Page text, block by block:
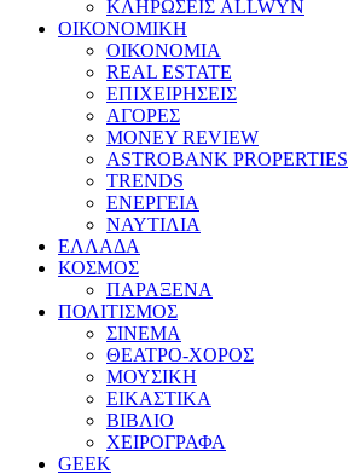
ΚΛΗΡΩΣΕΙΣ ALLWYN
ΟΙΚΟΝΟΜΙΚΗ
ΟΙΚΟΝΟΜΙΑ
REAL ESTATE
ΕΠΙΧΕΙΡΗΣΕΙΣ
ΑΓΟΡΕΣ
MONEY REVIEW
ASTROBANK PROPERTIES
TRENDS
ΕΝΕΡΓΕΙΑ
ΝΑΥΤΙΛΙΑ
ΕΛΛΑΔΑ
ΚΟΣΜΟΣ
ΠΑΡΑΞΕΝΑ
ΠΟΛΙΤΙΣΜΟΣ
ΣΙΝΕΜΑ
ΘΕΑΤΡΟ-ΧΟΡΟΣ
ΜΟΥΣΙΚΗ
ΕΙΚΑΣΤΙΚΑ
ΒΙΒΛΙΟ
ΧΕΙΡΟΓΡΑΦΑ
GEEK